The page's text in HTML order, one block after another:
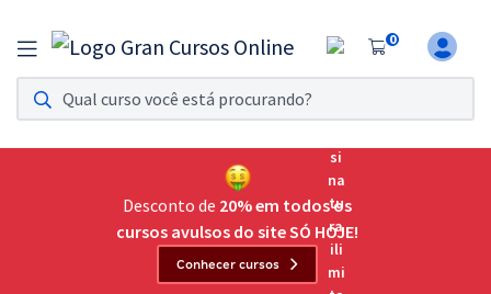
0
Assinatura Ilimitada 11
Acesso a todos os cursos. Teste grátis por 7 dias!
Assinatura OAB Até Passar
Acesso ilimitado a toda preparação para o Exame da
Desconto de 20% em todos os
cursos avulsos do site SÓ HOJE!
Conhecer cursos